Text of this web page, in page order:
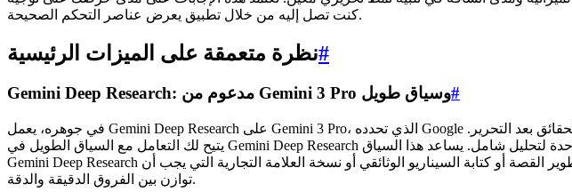
كنت تصل إليه من خلال تطبيق يعرض عناصر التحكم الصحيحة.
نظرة متعمقة على الميزات الرئيسية#
Gemini Deep Research: مدعوم من Gemini 3 Pro وسياق طويل#
في جوهره، يعمل Gemini Deep Research على Gemini 3 Pro، الذي تحدده Google على أنه نموذجها "الأكثر واقعية". بالنسبة لمنشئي المحتوى، هذا مهم: تقلل القاعدة الواقعية من التحقق من الحقائق بعد التحرير.
يتيح لك التعامل مع السياق الطويل في Gemini Deep Research حزم الملخصات الإبداعية والنصوص والمحاضر ومذكرات البحث وملاحظات أصحاب المصلحة في مطالبة واحدة لتحليل شامل. يساعد هذا السياق
Gemini Deep Research على تجميع الأقواس السردية والزوايا الإبداعية والادعاءات المتناقضة عبر المصادر، وهو أمر لا يقدر بثمن لتطوير القصة أو كتابة السيناريو الوثائقي أو نسخة العلامة التجارية التي يجب أن
توازن بين الفروق الدقيقة والدقة.